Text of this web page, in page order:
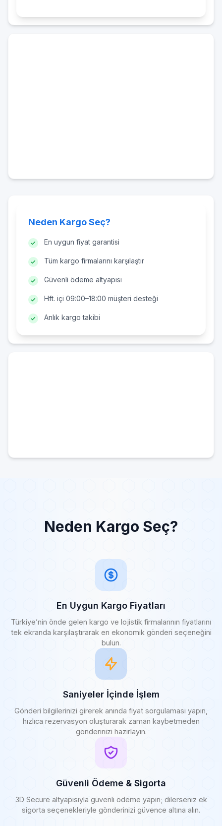
Neden Kargo Seç?
En uygun fiyat garantisi
Tüm kargo firmalarını karşılaştır
Güvenli ödeme altyapısı
Hft. içi 09:00–18:00 müşteri desteği
Anlık kargo takibi
Neden Kargo Seç?
En Uygun Kargo Fiyatları
Türkiye’nin önde gelen kargo ve lojistik firmalarının fiyatlarını
tek ekranda karşılaştırarak en ekonomik gönderi seçeneğini
bulun.
Saniyeler İçinde İşlem
Gönderi bilgilerinizi girerek anında fiyat sorgulaması yapın,
hızlıca rezervasyon oluşturarak zaman kaybetmeden
gönderinizi hazırlayın.
Güvenli Ödeme & Sigorta
3D Secure altyapısıyla güvenli ödeme yapın; dilerseniz ek
sigorta seçenekleriyle gönderinizi güvence altına alın.